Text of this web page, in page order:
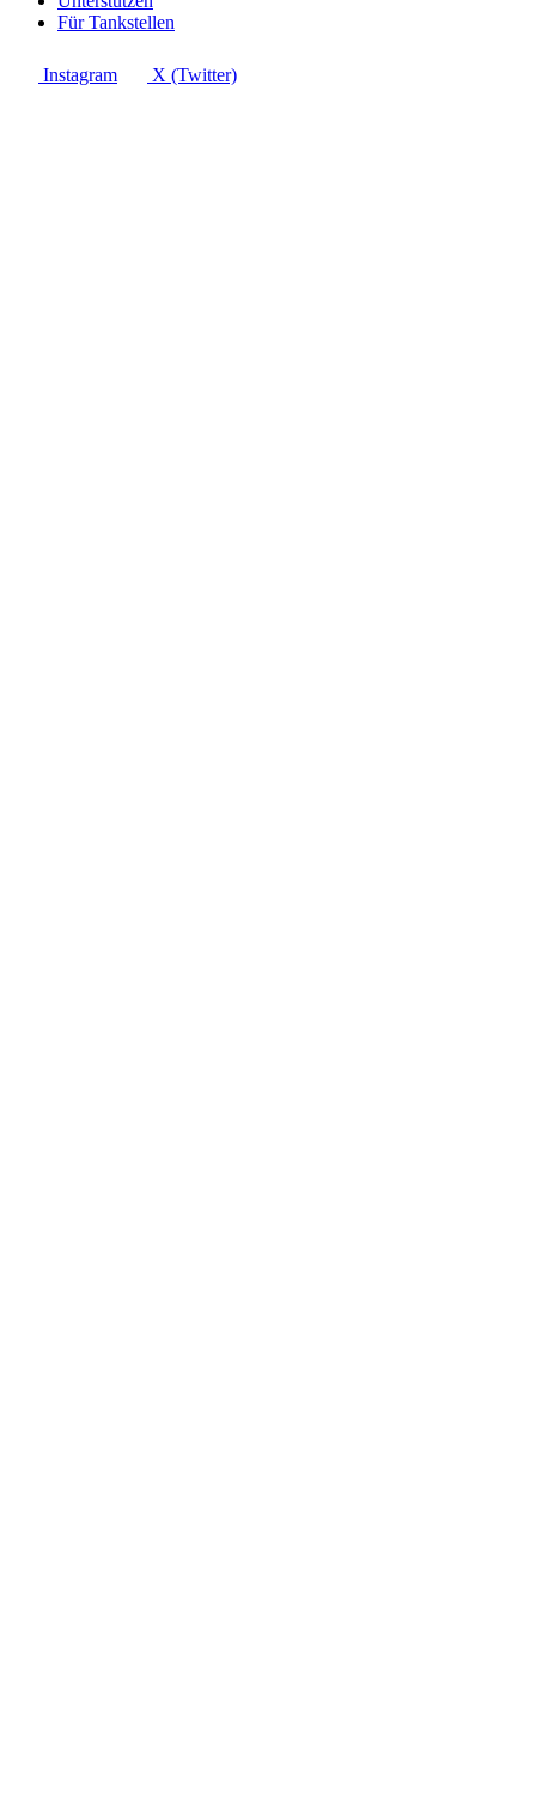
Für Tankstellen
Instagram X (Twitter)